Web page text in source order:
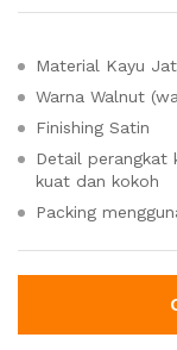
Material Kayu
Warna Walnut
Finishing Satin
Detail perangkat
kuat dan kokoh
Packing